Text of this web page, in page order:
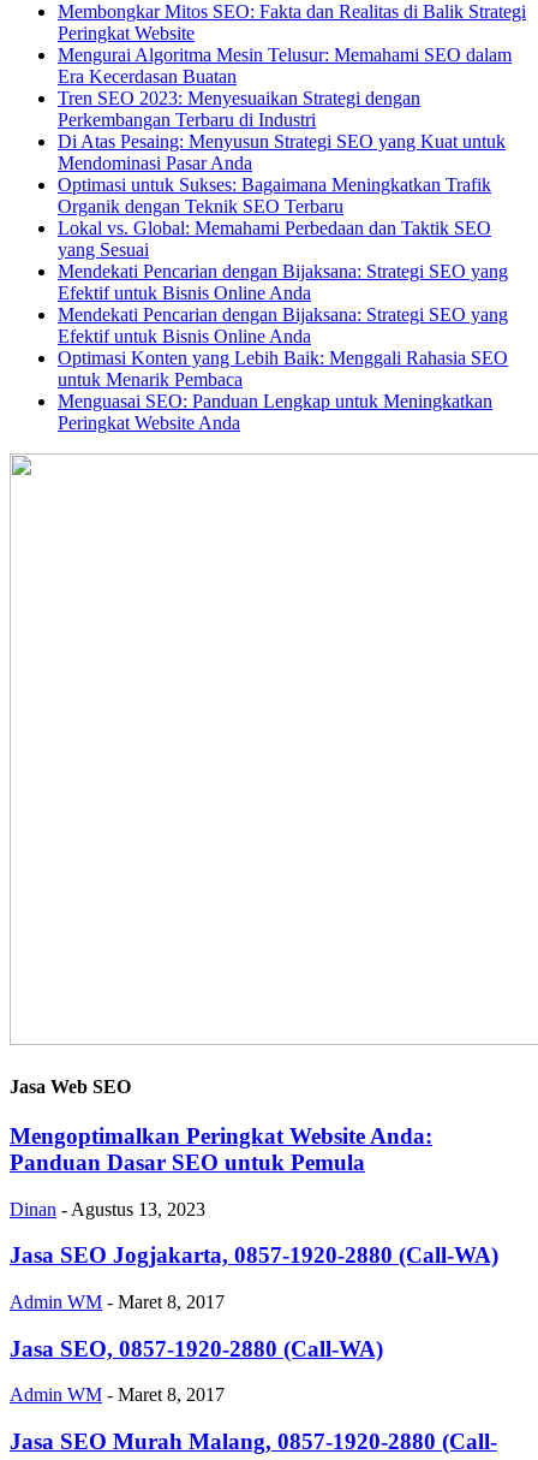
Membongkar Mitos SEO: Fakta dan Realitas di Balik Strategi
Peringkat Website
Mengurai Algoritma Mesin Telusur: Memahami SEO dalam
Era Kecerdasan Buatan
Tren SEO 2023: Menyesuaikan Strategi dengan
Perkembangan Terbaru di Industri
Di Atas Pesaing: Menyusun Strategi SEO yang Kuat untuk
Mendominasi Pasar Anda
Optimasi untuk Sukses: Bagaimana Meningkatkan Trafik
Organik dengan Teknik SEO Terbaru
Lokal vs. Global: Memahami Perbedaan dan Taktik SEO
yang Sesuai
Mendekati Pencarian dengan Bijaksana: Strategi SEO yang
Efektif untuk Bisnis Online Anda
Mendekati Pencarian dengan Bijaksana: Strategi SEO yang
Efektif untuk Bisnis Online Anda
Optimasi Konten yang Lebih Baik: Menggali Rahasia SEO
untuk Menarik Pembaca
Menguasai SEO: Panduan Lengkap untuk Meningkatkan
Peringkat Website Anda
Jasa Web SEO
Mengoptimalkan Peringkat Website Anda:
Panduan Dasar SEO untuk Pemula
Dinan - Agustus 13, 2023
Jasa SEO Jogjakarta, 0857-1920-2880 (Call-WA)
Admin WM - Maret 8, 2017
Jasa SEO, 0857-1920-2880 (Call-WA)
Admin WM - Maret 8, 2017
Jasa SEO Murah Malang, 0857-1920-2880 (Call-